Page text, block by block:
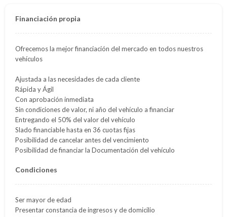
Financiación propia
Ofrecemos la mejor financiación del mercado en todos nuestros
vehículos
Ajustada a las necesidades de cada cliente
Rápida y Ágil
Con aprobación inmediata
Sin condiciones de valor, ni año del vehículo a financiar
Entregando el 50% del valor del vehículo
Slado financiable hasta en 36 cuotas fijas
Posibilidad de cancelar antes del vencimiento
Posibilidad de financiar la Documentación del vehículo
Condiciones
Ser mayor de edad
Presentar constancia de ingresos y de domicilio